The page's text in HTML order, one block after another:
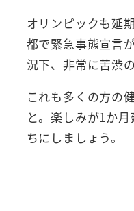
オリンピックも延
都で緊急事態宣言
況下、非常に苦渋
これも多くの方の
と。楽しみが1か
ちにしましょう。